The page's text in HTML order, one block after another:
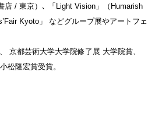
店 / 東京）､ 「Light Vision」（Humarish
Kyoto」 などグループ展やアートフェ
京都芸術大学大学院修了展 大学院賞、
松隆宏賞受賞。